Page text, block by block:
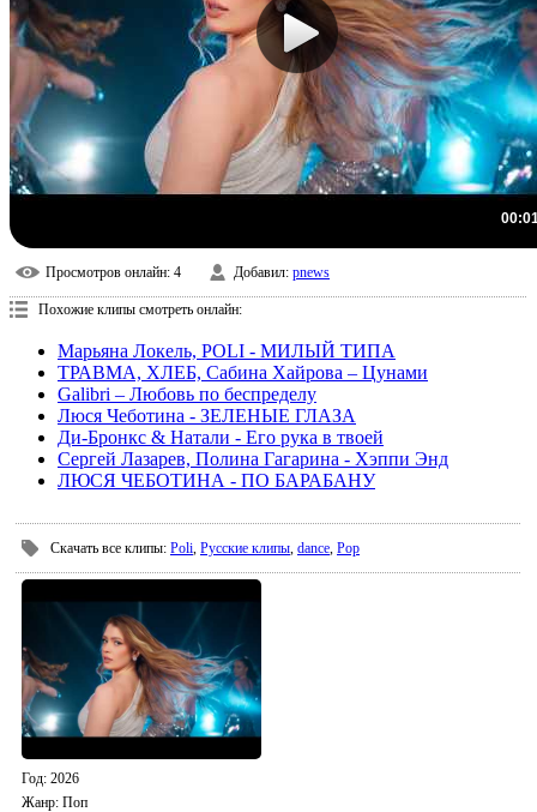
Просмотров онлайн: 4 Добавил: pnews
Похожие клипы смотреть онлайн:
Марьяна Локель, POLI ​- МИЛЫЙ ТИПА
ТРАВМА, ХЛЕБ, Сабина Хайрова – Цунами
Galibri – Любовь по беспределу
Люся Чеботина - ЗЕЛЕНЫЕ ГЛАЗА
Ди-Бронкс & Натали - Его рука в твоей
Сергей Лазарев, Полина Гагарина - Хэппи Энд
ЛЮСЯ ЧЕБОТИНА - ПО БАРАБАНУ
Скачать все клипы: Poli, Русские клипы, dance, Pop
Год: 2026
Жанр: Поп